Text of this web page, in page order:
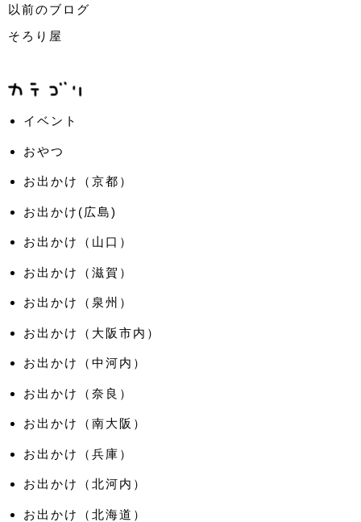
以前のブログ
そろり屋
イベント
おやつ
お出かけ（京都）
お出かけ(広島)
お出かけ（山口）
お出かけ（滋賀）
お出かけ（泉州）
お出かけ（大阪市内）
お出かけ（中河内）
お出かけ（奈良）
お出かけ（南大阪）
お出かけ（兵庫）
お出かけ（北河内）
お出かけ（北海道）